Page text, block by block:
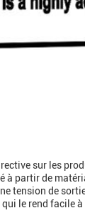
sur les
à partir de
tension de
le rend